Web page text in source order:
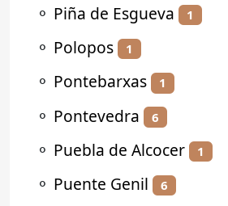
⚬ Piña de Esgueva 1
⚬ Polopos 1
⚬ Pontebarxas 1
⚬ Pontevedra 6
⚬ Puebla de Alcocer 1
⚬ Puente Genil 6